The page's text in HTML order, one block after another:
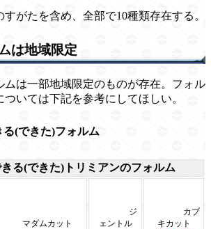
すがたを含め、全部で10種類存在する。
は地域限定
ムは一部地域限定のものが存在。フォル
いては下記を参考にしてほしい。
る(できた)フォルム
る(できた)トリミアンのフォルム
マダムカット
ジ
ェントル
カブ
キカット